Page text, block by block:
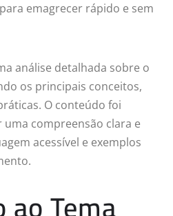
análise detalhada sobre o
os principais conceitos,
O conteúdo foi
compreensão clara e
acessível e exemplos